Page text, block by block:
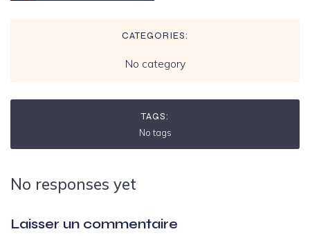
CATEGORIES:
No category
TAGS:
No tags
No responses yet
Laisser un commentaire